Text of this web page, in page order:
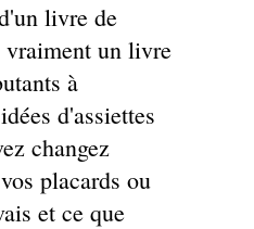
livre de
vraiment un livre
à
d'assiettes
changez
placards ou
et ce que